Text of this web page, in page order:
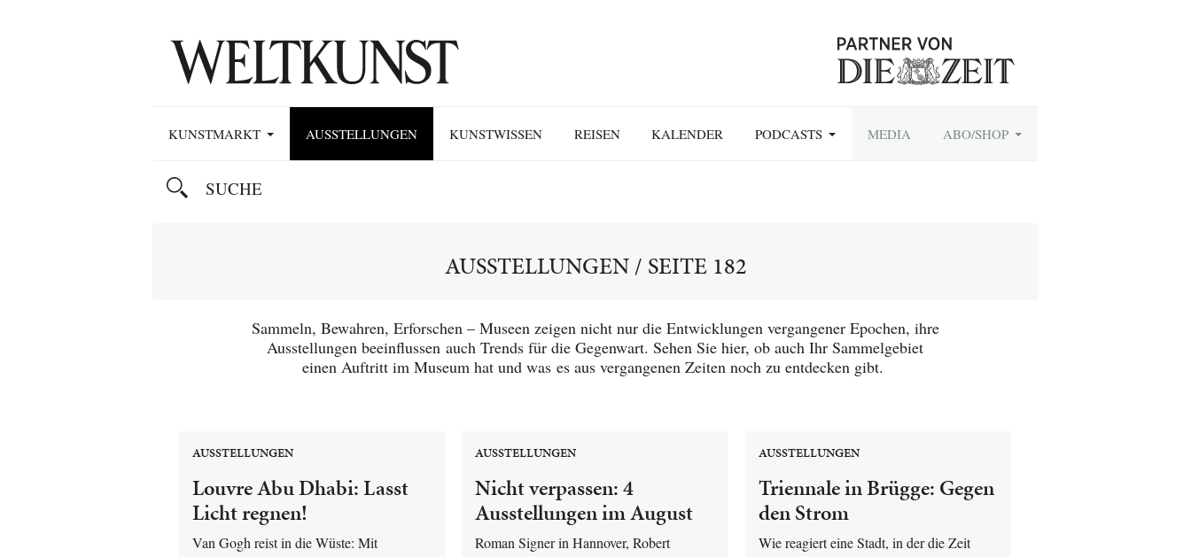
KUNSTMARKT AUSSTELLUNGEN KUNSTWISSEN REISEN KALENDER PODCASTS MEDIA ABO/SHOP
AUSSTELLUNGEN/ SEITE 182
Sammeln, Bewahren, Erforschen – Museen zeigen nicht nur die Entwicklungen vergangener Epochen, ihre
Ausstellungen beeinflussen auch Trends für die Gegenwart. Sehen Sie hier, ob auch Ihr Sammelgebiet
einen Auftritt im Museum hat und was es aus vergangenen Zeiten noch zu entdecken gibt.
AUSSTELLUNGEN
Louvre Abu Dhabi: Lasst
Licht regnen!
Van Gogh reist in die Wüste: Mit
AUSSTELLUNGEN
Nicht verpassen: 4
Ausstellungen im August
Roman Signer in Hannover, Robert
AUSSTELLUNGEN
Triennale in Brügge: Gegen
den Strom
Wie reagiert eine Stadt, in der die Zeit